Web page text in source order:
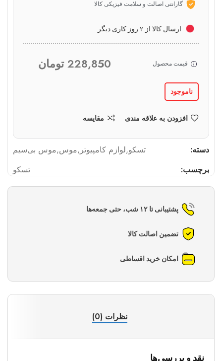
گارانتی اصالت و سلامت فیزیکی کالا
ارسال کالا از ۲ روز کاری دیگر
قیمت محصول 228,850 تومان
ناموجود
افزودن به علاقه مندی مقایسه
دسته: تسکو,لوازم کامپیوتر ,موس,موس بی‌سیم
برچسب:
تسکو
پشتیبانی تا ۱۲ شب، حتی جمعه‌ها
تضمین اصالت کالا
امکان خرید اقساطی
نظرات (0)
نقد و بررسی‌ها